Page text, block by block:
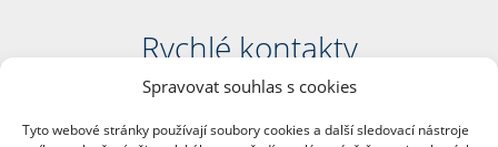
Spravovat souhlas s cookies
Tyto webové stránky používají soubory cookies a další sledovací nástroje
Rychlé kontakty
Filozofická fakulta
nám. Jana Palacha 1/2